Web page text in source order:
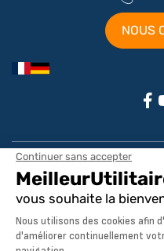
NOUS
Aménagements
Aménagement Peugeot Partner
Aménagement Peugeot
Aménagement Peugeot Boxer
Aménagement Citroen
Aménagement Renault
Notre société
À propos de MeilleurUtilitaire